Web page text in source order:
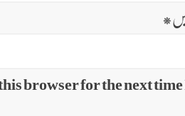
*
browser for the next time